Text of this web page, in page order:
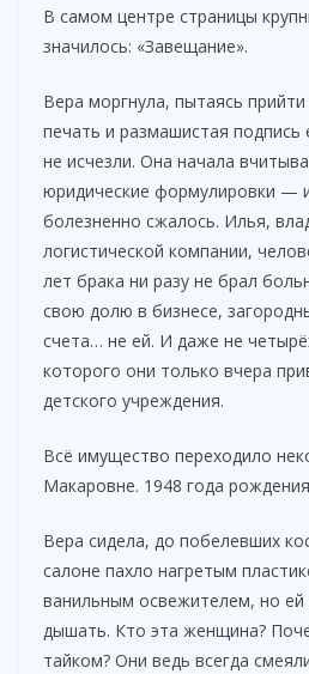
В самом центре страницы
значилось: «Завещание».
Вера моргнула, пытаясь
печать и размашистая
не исчезли. Она начала
юридические формулировки —
болезненно сжалось. Илья,
логистической компании,
лет брака ни разу не брал
свою долю в бизнесе,
счета… не ей. И даже не
которого они только вчера
детского учреждения.
Всё имущество переходило
Макаровне. 1948 года
Вера сидела, до побелевших
салоне пахло нагретым
ванильным освежителем, но ей
дышать. Кто эта женщина?
тайком? Они ведь всегда